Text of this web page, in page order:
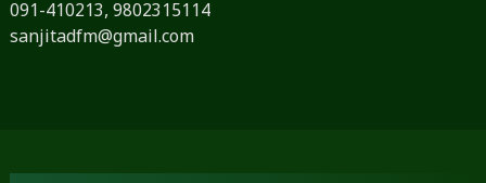
091-410213, 9802315114
sanjitadfm@gmail.com